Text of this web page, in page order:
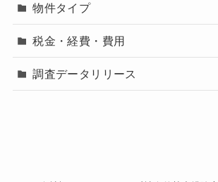
物件タイプ
税金・経費・費用
調査データリリース